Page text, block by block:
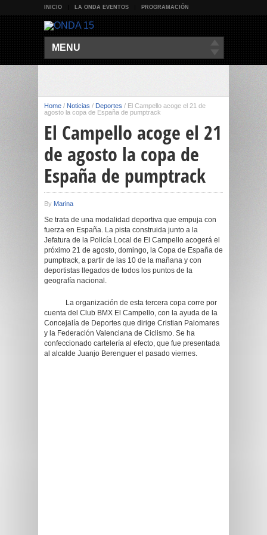
INICIO LA ONDA EVENTOS PROGRAMACIÓN
MENU
Home / Noticias / Deportes / El Campello acoge el 21 de
agosto la copa de España de pumptrack
El Campello acoge el 21
de agosto la copa de
España de pumptrack
By Marina
Se trata de una modalidad deportiva que empuja con
fuerza en España. La pista construida junto a la
Jefatura de la Policía Local de El Campello acogerá el
próximo 21 de agosto, domingo, la Copa de España de
pumptrack, a partir de las 10 de la mañana y con
deportistas llegados de todos los puntos de la
geografía nacional.
La organización de esta tercera copa corre por
cuenta del Club BMX El Campello, con la ayuda de la
Concejalía de Deportes que dirige Cristian Palomares
y la Federación Valenciana de Ciclismo. Se ha
confeccionado cartelería al efecto, que fue presentada
al alcalde Juanjo Berenguer el pasado viernes.